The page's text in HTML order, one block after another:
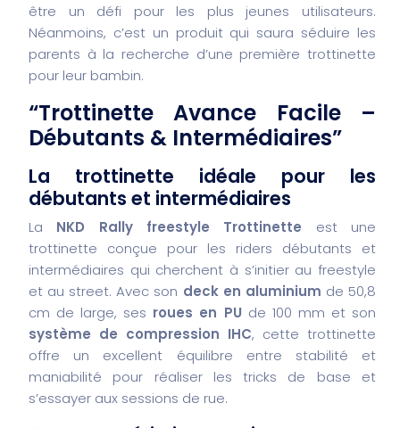
être un défi pour les plus jeunes utilisateurs.
Néanmoins, c’est un produit qui saura séduire les
parents à la recherche d’une première trottinette
pour leur bambin.
“Trottinette Avance Facile –
Débutants & Intermédiaires”
La trottinette idéale pour les
débutants et intermédiaires
La NKD Rally freestyle Trottinette est une
trottinette conçue pour les riders débutants et
intermédiaires qui cherchent à s’initier au freestyle
et au street. Avec son deck en aluminium de 50,8
cm de large, ses roues en PU de 100 mm et son
système de compression IHC, cette trottinette
offre un excellent équilibre entre stabilité et
maniabilité pour réaliser les tricks de base et
s’essayer aux sessions de rue.